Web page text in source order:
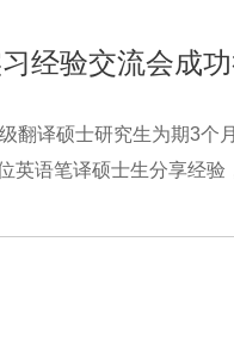
经验交流会成
翻译硕士研究生为期3
英语笔译硕士生分享经